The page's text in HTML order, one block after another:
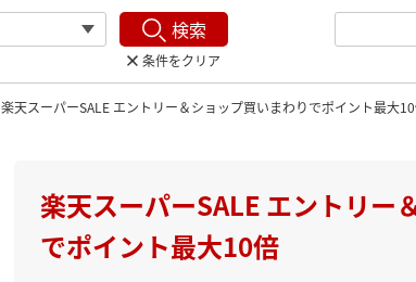
検索
条件をクリア
楽天スーパーSALE エントリー＆ショップ買いまわりでポイント最大
楽天スーパーSALE エントリー
でポイント最大10倍